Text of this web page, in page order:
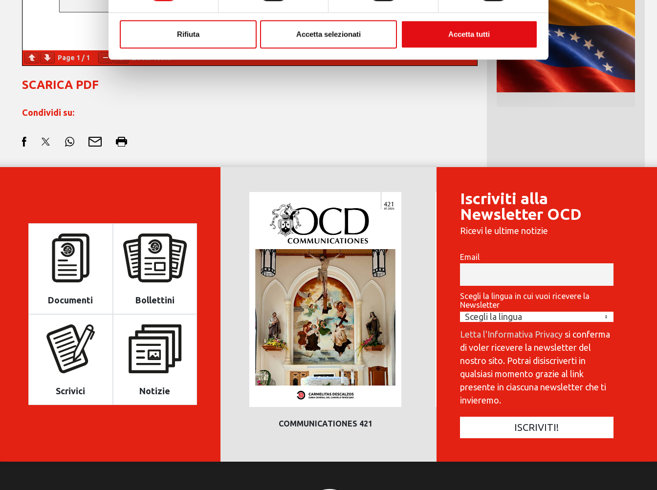
Rifiuta Accetta selezionati Accetta tutti
Page 1 /1 Zoom100%
SCARICA PDF
Condividi su:
Documenti Bollettini
Scrivici Notizie
COMMUNICATIONES 421 COMMUNICATIONES 420
Iscriviti alla
Newsletter OCD
Ricevi le ultime notizie
Email
Scegli la lingua in cui vuoi ricevere la
Newsletter
Letta l'Informativa Privacysi conferma
di voler ricevere la newsletter del
nostro sito. Potrai disiscriverti in
qualsiasi momento grazie al link
presente in ciascuna newsletter che ti
invieremo.